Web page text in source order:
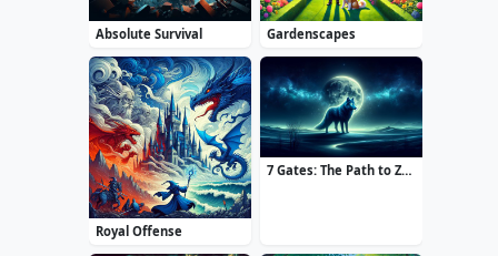
Absolute Survival Gardenscapes
Royal Offense
7 Gates: The Path to Zamolxes